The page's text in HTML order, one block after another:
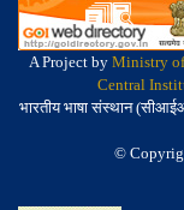
A Project by Ministry
Central
भारतीय भाषा संस्थान
©